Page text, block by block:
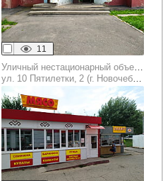
11
Уличный нестационарный объект торговли (оказания услуг)
ул. 10 Пятилетки, 2 (г. Новочебоксарск)